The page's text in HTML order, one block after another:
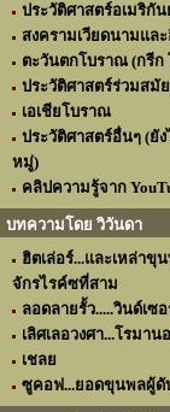
ประวัติศาสตร์อเมริกั
สงครามเวียดนามแล
ตะวันตกโบราณ (กรีก
ประวัติศาสตร์ร่วมสมัย
เอเชียโบราณ
ประวัติศาสตร์อื่นๆ (ยั
หมู่)
คลิปความรู้จาก
บทความโดย วิวันดา
ฮิตเล่อร์...และเหล่าขุ
จักรไรค์ซที่สาม
ลอดลายรั้ว.....วินด์เซอ
เลิศเลอวงศา...โรมาน
เชลย
ซูคอฟ...ยอดขุนพลผู้ดั